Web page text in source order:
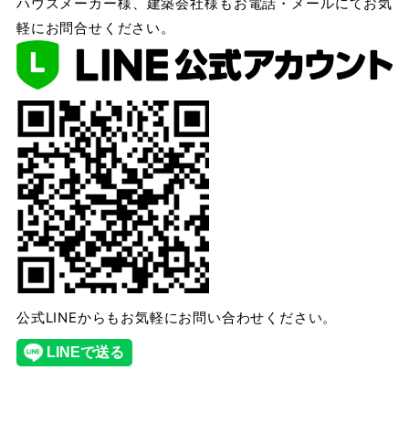
軽にお問合せください。
公式LINEからもお気軽にお問い合わせください。